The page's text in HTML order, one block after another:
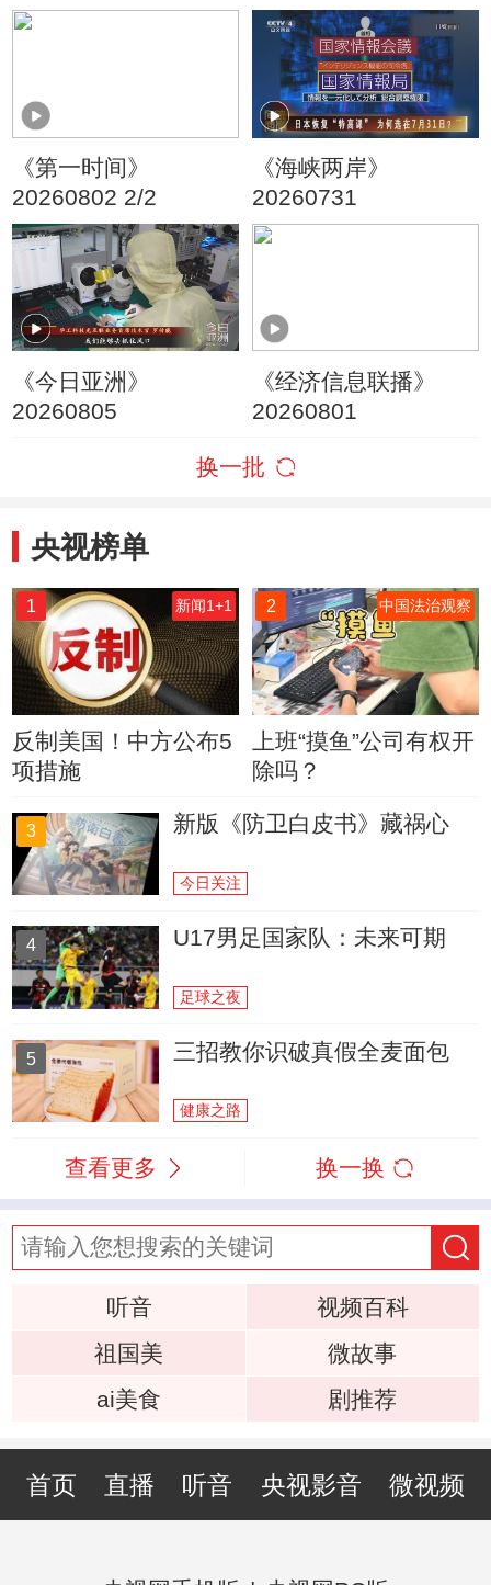
停“最大规模”打击 伊
《第一时间》
20260802 2/2
《海峡两岸》
20260731
《今日亚洲》
20260805
《经济信息联播》
20260801
换一批
央视榜单
1 新闻1+1
反制美国！中方公布5
项措施
2 中国法治观察
上班“摸鱼”公司有权开
除吗？
3 新版《防卫白皮书》藏祸心
今日关注
4 U17男足国家队：未来可期
足球之夜
5 三招教你识破真假全麦面包
健康之路
查看更多 换一换
听音
视频百科
祖国美
微故事
ai美食
剧推荐
首页 直播 听音 央视影音 微视频